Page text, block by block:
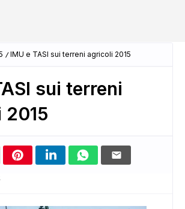
IMU e TASI sui terreni agricoli 2015
sui terreni